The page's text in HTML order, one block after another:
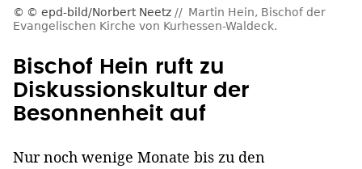
© epd-bild/Norbert Neetz
Martin Hein, Bischof der
Evangelischen Kirche von Kurhessen-Waldeck.
Bischof Hein ruft zu
Diskussionskultur der
Besonnenheit auf
Nur noch wenige Monate bis zu den